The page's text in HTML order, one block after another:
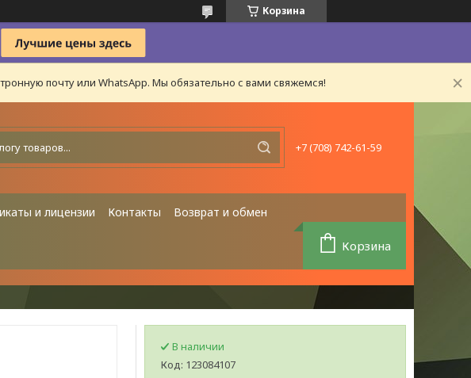
Корзина
почту или WhatsApp. Мы обязательно с вами свяжемся!
+7 (708) 742-61-59
и лицензии Контакты Возврат и обмен
Корзина
В наличии
Код: 123084107